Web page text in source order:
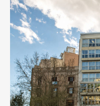
CoworkingSBC Universitat